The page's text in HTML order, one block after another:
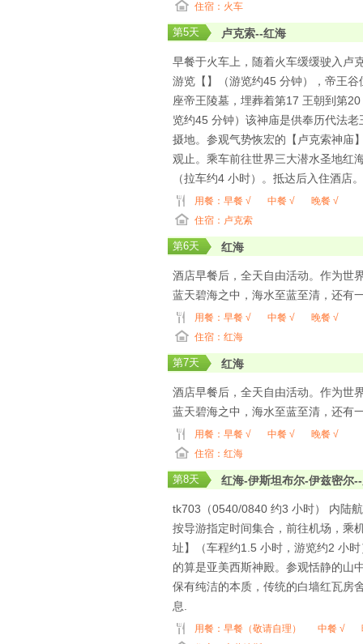
住宿：火车
第5天 卢克索--红海
早餐于火车上，随着火车缓缓驶入卢
游览【】（游览约45 分钟），帝王
座帝王陵墓，埋葬着第17 王朝到第
览约45 分钟）该神庙是供奉历代法
摄地。参观气势恢宏的【卢克索神庙
观止。乘车前往世界三大潜水圣地红
（拉车约4 小时）。抵达后入住酒店。
用餐： 早餐 √ 中餐 √
晚餐 √
住宿：卢克索
第6天 红海
酒店早餐后，全天自由活动。作为世
蓝天碧海之中，海水至蓝至清，还有
用餐： 早餐 √ 中餐 √
晚餐 √
住宿：红海
第7天 红海
酒店早餐后，全天自由活动。作为世
蓝天碧海之中，海水至蓝至清，还有
用餐： 早餐 √ 中餐 √
晚餐 √
住宿：红海
第8天 红海-伊斯坦布尔-伊兹密尔
tk703（0540/0840 约3 小时） 内陆
按导游指定时间集合，前往机场，乘
址】（车程约1.5 小时，游览约2 小
的算是亚美西斯神殿。参观恬静的山
保有纯洁的本质，传统的白墙红瓦房
息.
用餐： 早餐（敬请自理） 中餐 √